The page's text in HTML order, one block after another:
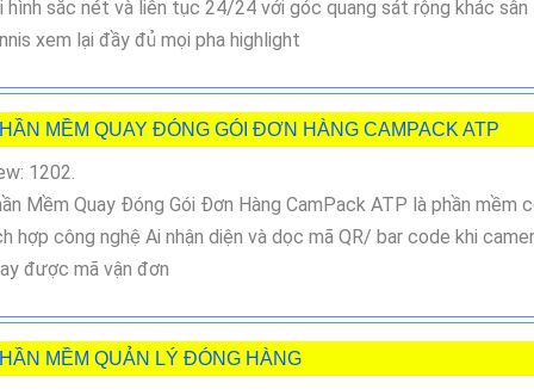
hình sắc nét và liên tục 24/24 với góc quang sát rộng khác sân
xem lại đầy đủ mọi pha highlight
MỀM QUAY ĐÓNG GÓI ĐƠN HÀNG CAMPACK ATP
1202.
Mềm Quay Đóng Gói Đơn Hàng CamPack ATP là phần mềm
hợp công nghệ Ai nhận diện và dọc mã QR/ bar code khi
được mã vận đơn
MỀM QUẢN LÝ ĐÓNG HÀNG